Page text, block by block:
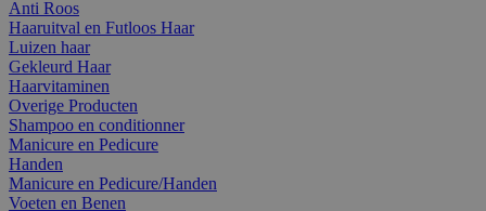
Anti Roos
Haaruitval en Futloos Haar
Luizen haar
Gekleurd Haar
Haarvitaminen
Overige Producten
Shampoo en conditionner
Manicure en Pedicure
Handen
Manicure en Pedicure/Handen
Voeten en Benen